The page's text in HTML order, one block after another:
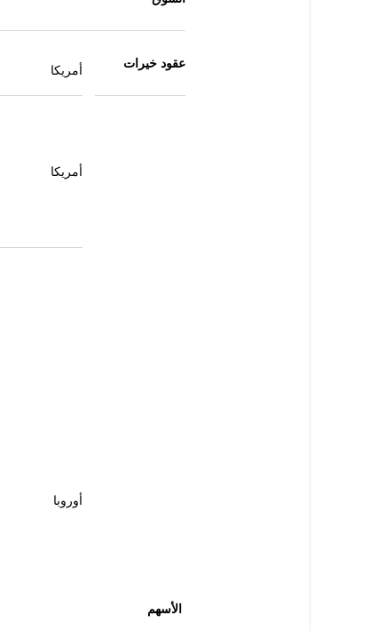
عقود خيرات أمريكا
الأسهم
أمريكا
أوروبا